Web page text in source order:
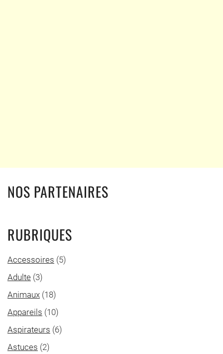
NOS PARTENAIRES
RUBRIQUES
Accessoires (5)
Adulte (3)
Animaux (18)
Appareils (10)
Aspirateurs (6)
Astuces (2)